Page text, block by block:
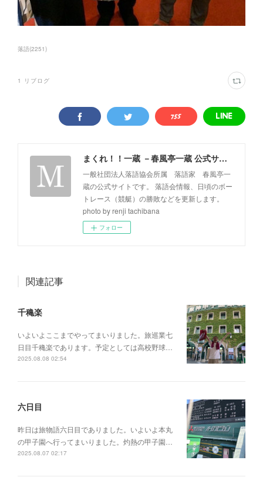
落語(2251)
1 リブログ
まくれ！！一蔵 －春風亭一蔵 公式サイト－
一般社団法人落語協会所属 落語家 春風亭一
蔵の公式サイトです。 落語会情報、日頃のボー
トレース（競艇）の勝敗などを更新します。
photo by renji tachibana
フォロー
関連記事
千穐楽
いよいよここまでやってまいりました。旅巡業七
日目千穐楽であります。予定としては高校野球…
2025.08.08 02:54
六日目
昨日は旅物語六日目でありました。いよいよ本丸
の甲子園へ行ってまいりました。灼熱の甲子園…
2025.08.07 02:17